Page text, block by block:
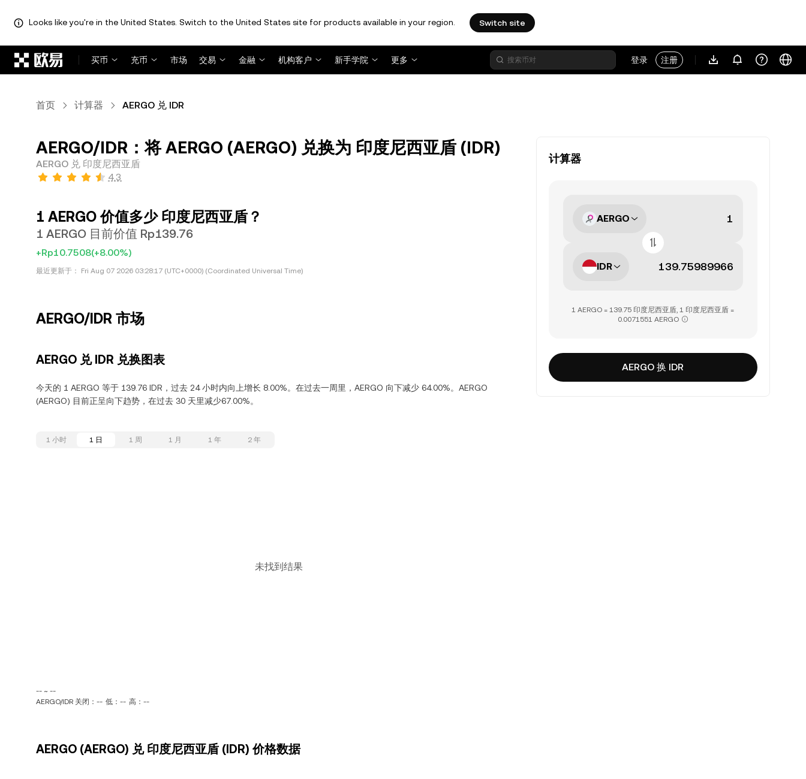
Looks like you're in the United States. Switch to the United States site for products available in your region. Switch site
买币
充币 市场 交易 金融 机构客户 新手学院 更多 登录 注册
首页 计算器 AERGO 兑 IDR
AERGO/IDR：将 AERGO (AERGO) 兑换为 印度尼西亚盾 (IDR)
AERGO 兑 印度尼西亚盾
4.3
1 AERGO 价值多少 印度尼西亚盾？
1 AERGO 目前价值 Rp139.76
+Rp10.7508(+8.00%)
最近更新于： Fri Aug 07 2026 03:28:17 (UTC+0000) (Coordinated Universal Time)
AERGO/IDR 市场
AERGO 兑 IDR 兑换图表
今天的 1 AERGO 等于 139.76 IDR，过去 24 小时内向上增长 8.00%。在过去一周里，AERGO 向下减少 64.00%。AERGO
(AERGO) 目前正呈向下趋势，在过去 30 天里减少67.00%。
1 小时 1 日 1 周 1 月 1 年 2 年
未找到结果
-- ~ --
AERGO/IDR 关闭：-- 低：-- 高：--
AERGO (AERGO) 兑 印度尼西亚盾 (IDR) 价格数据
计算器
AERGO
IDR
1 AERGO = 139.75 印度尼西亚盾, 1 印度尼西亚盾 =
0.0071551 AERGO
AERGO 换 IDR